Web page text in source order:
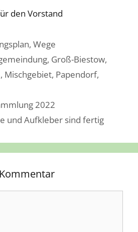
den Vorstand
,Wege
, Groß-Biestow,
, Mischgebiet, Papendorf,
2022
und Aufkleber sind fertig